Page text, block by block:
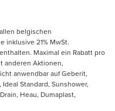
belgischen
inklusive 21% MwSt.
Maximal ein Rabatt pro
anderen Aktionen,
anwendbar auf Geberit,
Standard, Sunshower,
Heau, Dumaplast,